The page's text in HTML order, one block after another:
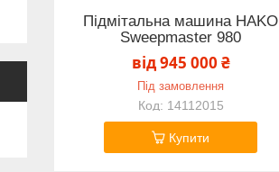
Підмітальна машина HAKO
Sweepmaster 980
від 945 000 ₴
Під замовлення
14112015
Купити